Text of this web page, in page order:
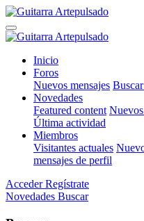
Inicio
Foros
Nuevos mensajes
Novedades
Featured content
Última actividad
Miembros
Visitantes actuales
mensajes de perfil
Acceder Regístrate
Novedades Buscar